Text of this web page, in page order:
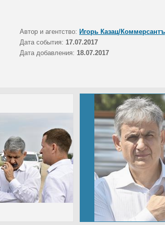
Автор и агентство: Игорь Казац/Коммерсантъ
Дата события: 17.07.2017
Дата добавления: 18.07.2017